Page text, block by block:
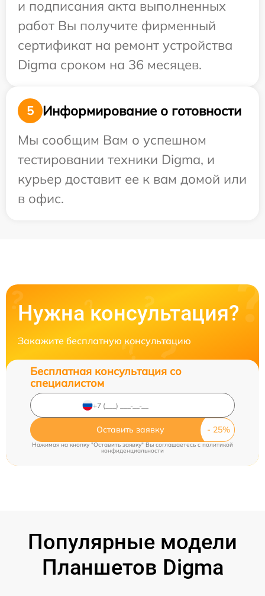
и подписания акта выполненных
работ Вы получите фирменный
сертификат на ремонт устройства
Digma сроком на 36 месяцев.
5
Информирование о готовности
Мы сообщим Вам о успешном
тестировании техники Digma, и
курьер доставит ее к вам домой или
в офис.
Нужна консультация?
Закажите бесплатную консультацию
Бесплатная консультация со
специалистом
Оставить заявку
Нажимая на кнопку "Оставить заявку" Вы соглашаетесь cполитикой
конфиденциальности
Популярные модели
Планшетов Digma